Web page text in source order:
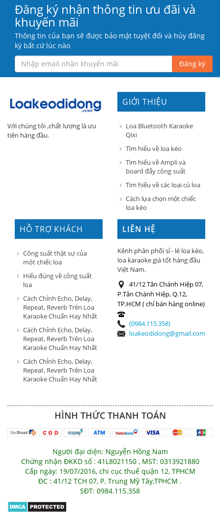
Đăng ký nhận thông tin ưu đãi và
khuyến mãi
Thông tin của bạn sẽ được bảo mật tuyệt đối và hủy đăng
ký bất cứ lúc nào
Đăng ký
Với chúng tôi ,chất lượng là ưu
tiên hàng đầu.
GIỚI THIỆU
Loa Bluetooth Karaoke
Qixi
Tìm hiểu về loa kéo
Tìm hiểu về Ampli và
board đẩy công suất
Tìm hiểu về các loại củ loa
Cách lựa chọn một chiếc
loa kéo
HỖ TRỢ KHÁCH
HÀNG
Công suất thật sự của
một chiếc loa
Hiểu đúng về công suất
loa
Cách Chỉnh Echo, Delay,
Repeat, Reverb Trên Loa
Karaoke Chuẩn Hay Nhất
Cách Chỉnh Echo, Delay,
Repeat, Reverb Trên Loa
Karaoke Chuẩn Hay Nhất
Cách Chỉnh Echo, Delay,
Repeat, Reverb Trên Loa
Karaoke Chuẩn Hay Nhất
LIÊN HỆ
Kênh phân phối sỉ - lẻ loa kéo,
loa karaoke giá tốt hàng đầu
Việt Nam.
41/12 Tân Chánh Hiệp 07,
P.Tân Chánh Hiệp, Q.12,
TP.HCM ( chỉ bán hàng online)
(0984.115.358)
loakeodidong@gmail.com
HÌNH THỨC THANH TOÁN
Người đại diện: Nguyễn Hồng Nam
Chứng nhận ĐKKD số : 41L8021150 , MST: 0313921880
Cấp ngày: 19/07/2016, chi cục thuế quận 12, TPHCM
ĐC : 41/12 TCH 07, P. Trung Mỹ Tây,TPHCM .
SĐT: 0984.115.358